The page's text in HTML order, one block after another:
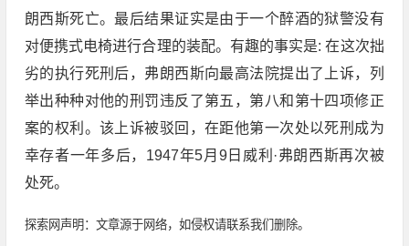
朗西斯死亡。最后结果证实是由于一个醉酒的狱警没有
对便携式电椅进行合理的装配。有趣的事实是: 在这次拙
劣的执行死刑后，弗朗西斯向最高法院提出了上诉，列
举出种种对他的刑罚违反了第五，第八和第十四项修正
案的权利。该上诉被驳回，在距他第一次处以死刑成为
幸存者一年多后，1947年5月9日威利·弗朗西斯再次被
处死。
探索网声明：文章源于网络，如侵权请联系我们删除。